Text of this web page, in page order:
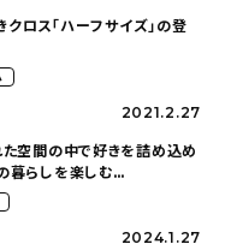
ロス「ハーフサイズ」の登
2021.2.27
た空間の中で好きを詰め込め
暮らしを楽しむ
さん）
2024.1.27